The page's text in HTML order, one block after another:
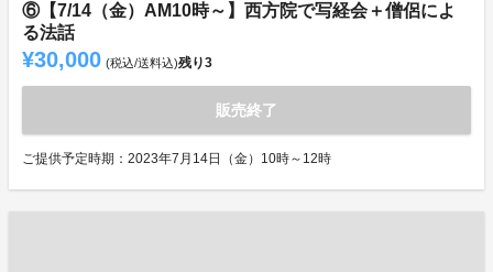
⑥【7/14（金）AM10時～】西方院で写経会＋僧侶によ
る法話
¥30,000 (税込/送料込)残り3
販売終了
ご提供予定時期：2023年7月14日（金）10時～12時